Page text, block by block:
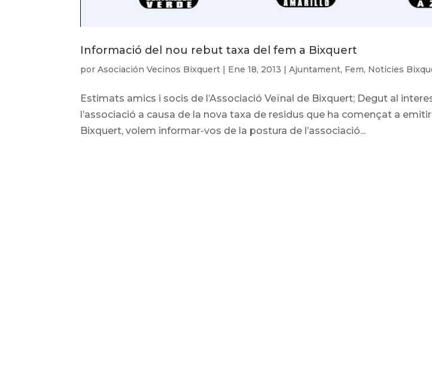
Informació del nou rebut taxa del fem a Bixquert
porAsociación Vecinos Bixquert | Ene 18, 2013 |Ajuntament, Fem, Noticies
Estimats amics i socis de l’Associació Veïnal de Bixquert; Degut al
l’associació a causa de la nova taxa de residus que ha començat a
Bixquert, volem informar-vos de la postura de l’associació...